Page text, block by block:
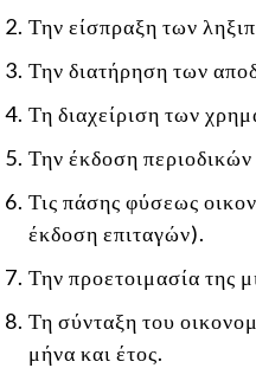
Την είσπραξη των
Την διατήρηση των
Τη διαχείριση των
Την έκδοση
Τις πάσης φύσεως
έκδοση επιταγών).
Την προετοιμασία της
Τη σύνταξη του
μήνα και έτος.